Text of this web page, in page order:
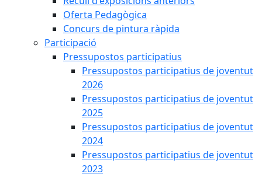
Oferta Pedagògica
Concurs de pintura ràpida
Participació
Pressupostos participatius
Pressupostos participatius de joventut
2026
Pressupostos participatius de joventut
2025
Pressupostos participatius de joventut
2024
Pressupostos participatius de joventut
2023